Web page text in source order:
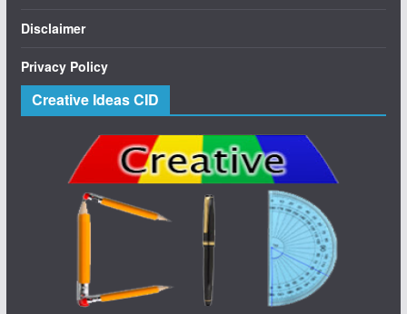
Disclaimer
Privacy Policy
Creative Ideas CID